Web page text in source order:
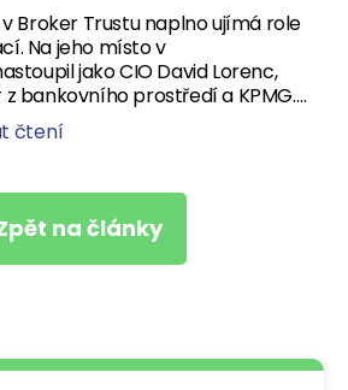
Broker Trustu naplno ujímá role
Na jeho místo v
jako CIO David Lorenc,
bankovního prostředí a KPMG.…
čtení
na články